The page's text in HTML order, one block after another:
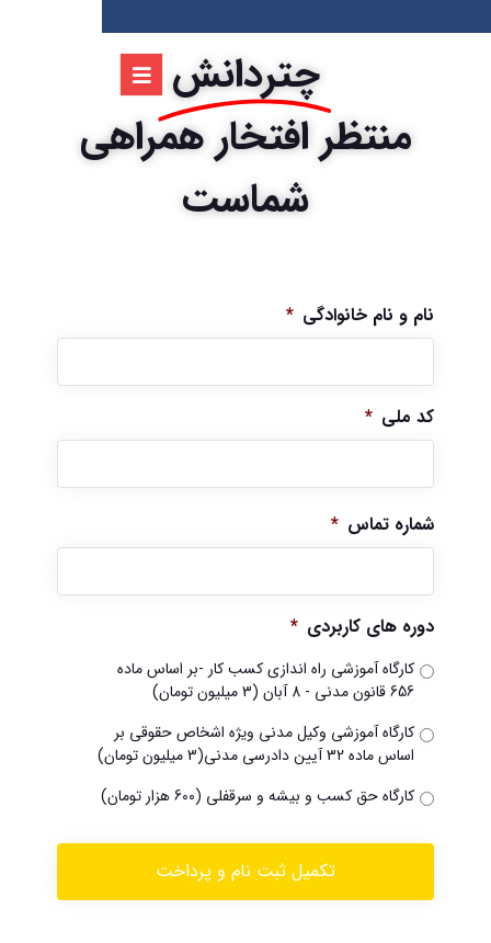
چتردانش
منتظر افتخار همراهی
شماست
نام و نام خانوادگی *
کد ملی *
شماره تماس *
دوره های کاربردی *
کارگاه آموزشی راه اندازی کسب کار -بر اساس ماده
656 قانون مدنی - 8 آبان (3 میلیون تومان)
کارگاه آموزشی وکیل مدنی ویژه اشخاص حقوقی بر
اساس ماده 32 آیین دادرسی مدنی(3 میلیون تومان)
کارگاه حق کسب و بیشه و سرقفلی (600 هزار تومان)